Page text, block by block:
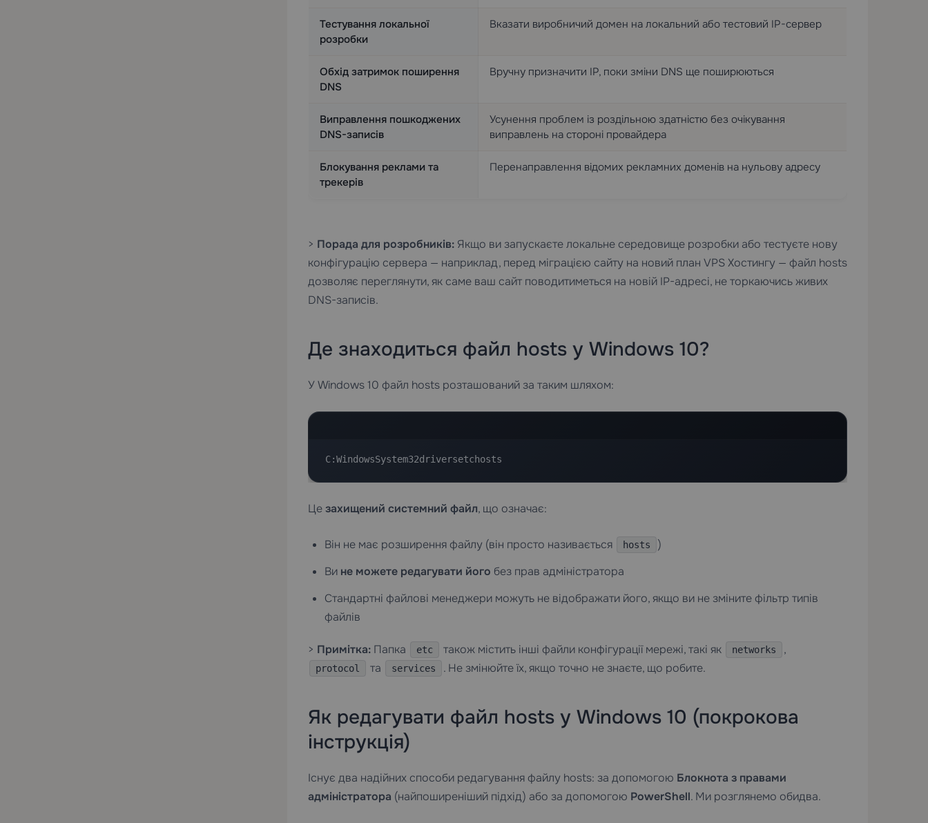
Тестування локальної
розробки
Вказати виробничий домен на локальний або тестовий IP-сервер
Обхід затримок поширення
DNS
Вручну призначити IP, поки зміни DNS ще поширюються
Виправлення пошкоджених
DNS-записів
Усунення проблем із роздільною здатністю без очікування
виправлень на стороні провайдера
Блокування реклами та
трекерів
Перенаправлення відомих рекламних доменів на нульову адресу
> Порада для розробників:Якщо ви запускаєте локальне середовище розробки або тестуєте нову
конфігурацію сервера — наприклад, перед міграцією сайту на новий план VPS Хостингу — файл hosts
дозволяє переглянути, як саме ваш сайт поводитиметься на новій IP-адресі, не торкаючись живих
DNS-записів.
Де знаходиться файл hosts у Windows 10?
У Windows 10 файл hosts розташований за таким шляхом:
C:WindowsSystem32driversetchosts
Цезахищений системний файл, що означає:
Він не має розширення файлу (він просто називається hosts
)
Ви не можете редагувати його без прав адміністратора
Стандартні файлові менеджери можуть не відображати його, якщо ви не зміните фільтр типів
файлів
> Примітка:Папка etc також містить інші файли конфігурації мережі, такі як networks ,
protocol та services . Не змінюйте їх, якщо точно не знаєте, що робите.
Як редагувати файл hosts у Windows 10 (покрокова
інструкція)
Існує два надійних способи редагування файлу hosts: за допомогою Блокнота з правами
адміністратора (найпоширеніший підхід) або за допомогою PowerShell. Ми розглянемо обидва.